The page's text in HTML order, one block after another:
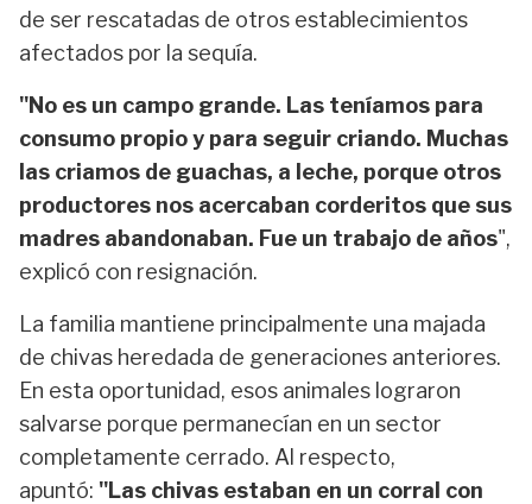
de ser rescatadas de otros establecimientos
afectados por la sequía.
"No es un campo grande. Las teníamos para
consumo propio y para seguir criando. Muchas
las criamos de guachas, a leche, porque otros
productores nos acercaban corderitos que sus
madres abandonaban. Fue un trabajo de años",
explicó con resignación.
La familia mantiene principalmente una majada
de chivas heredada de generaciones anteriores.
En esta oportunidad, esos animales lograron
salvarse porque permanecían en un sector
completamente cerrado. Al respecto,
apuntó: "Las chivas estaban en un corral con